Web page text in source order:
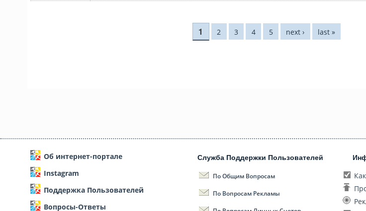
1 2 3 4 5 next › last »
Об интернет-портале
Instagram
Поддержка Пользователей
Вопросы-Ответы
Служба Поддержки Пользователей
По Общим Вопросам
По Вопросам Рекламы